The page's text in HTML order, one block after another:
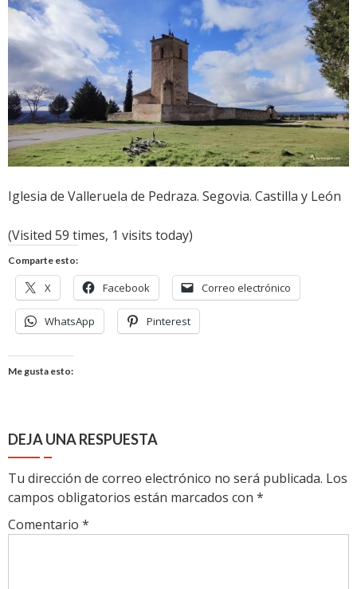
Iglesia de Valleruela de Pedraza. Segovia. Castilla y León
(Visited 59 times, 1 visits today)
Comparte esto:
X Facebook Correo electrónico
WhatsApp Pinterest
Me gusta esto:
DEJA UNA RESPUESTA
Tu dirección de correo electrónico no será publicada. Los
campos obligatorios están marcados con *
Comentario *